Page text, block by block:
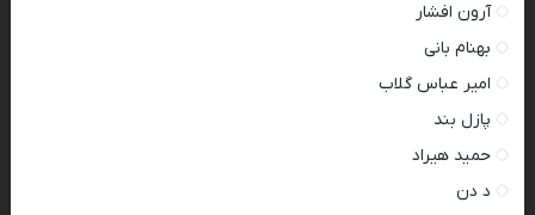
آرون افشار
بهنام بانی
امیر عباس گلاب
پازل بند
حمید هیراد
د دن